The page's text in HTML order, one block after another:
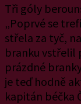
Tři góly
„Poprvé se
střela za tyč,
branku vstřelil
prázdné
je teď hodně
kapitán béčka